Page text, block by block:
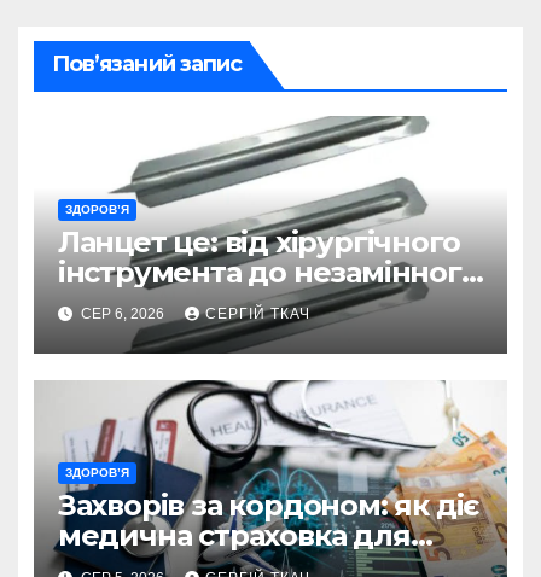
Пов’язаний запис
ЗДОРОВ’Я
Ланцет це: від хірургічного
інструмента до незамінного
помічника в діагностиці
СЕР 6, 2026 СЕРГІЙ ТКАЧ
ЗДОРОВ’Я
Захворів за кордоном: як діє
медична страховка для
туристів